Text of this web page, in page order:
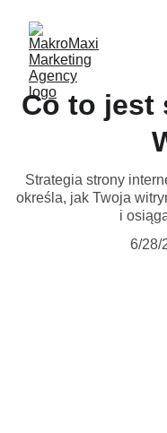
Co to jest
Strategia strony
określa, jak Twoja
i
6/28/